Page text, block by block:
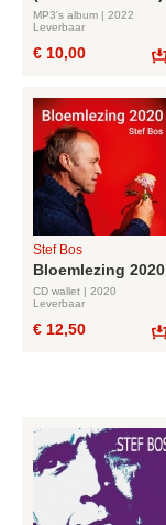
MP3's album | 2022
Leverbaar
€ 10,00
Stef Bos
Bloemlezing 2020
CD wallet | 2020
Leverbaar
€ 12,50